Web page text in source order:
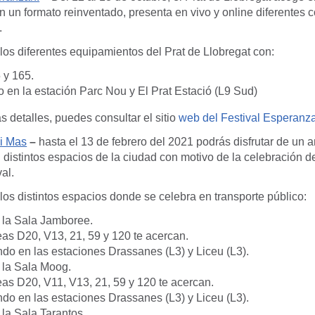
un formato reinventado, presenta en vivo y online diferentes
diferentes equipamientos del Prat de Llobregat con:
y 165.
en la estación Parc Nou y El Prat Estació (L9 Sud)
detalles, puedes consultar el sitio web del Festival
Mas – hasta el 13 de febrero del 2021 podrás disfrutar de un
distintos espacios de la ciudad con motivo de la celebración
distintos espacios donde se celebra en transporte público:
Sala Jamboree.
D20, V13, 21, 59 y 120 te acercan.
en las estaciones Drassanes (L3) y Liceu (L3).
Sala Moog.
D20, V11, V13, 21, 59 y 120 te acercan.
en las estaciones Drassanes (L3) y Liceu (L3).